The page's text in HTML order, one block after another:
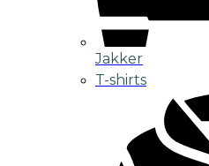
Jakker
T-shirts